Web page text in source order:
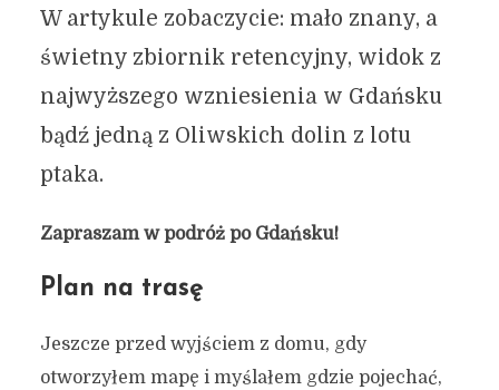
W artykule zobaczycie: mało znany, a
świetny zbiornik retencyjny, widok z
najwyższego wzniesienia w Gdańsku
bądź jedną z Oliwskich dolin z lotu
ptaka.
Zapraszam w podróż po Gdańsku!
Plan na trasę
Jeszcze przed wyjściem z domu, gdy
otworzyłem mapę i myślałem gdzie pojechać,